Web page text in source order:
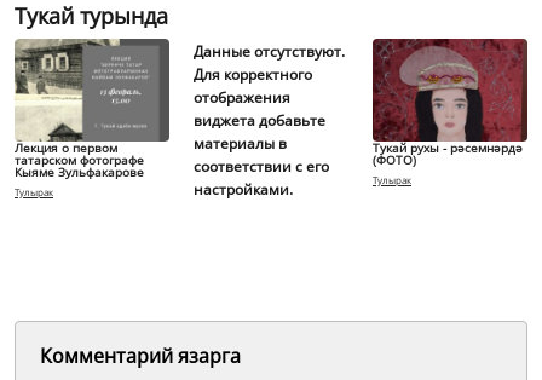
Тукай турында
Лекция о первом
татарском фотографе
Кыяме Зульфакарове
Тулырак
Данные отсутствуют.
Для корректного
отображения
виджета добавьте
материалы в
соответствии с его
настройками.
Тукай рухы - рәсемнәрдә
(ФОТО)
Тулырак
Комментарий язарга